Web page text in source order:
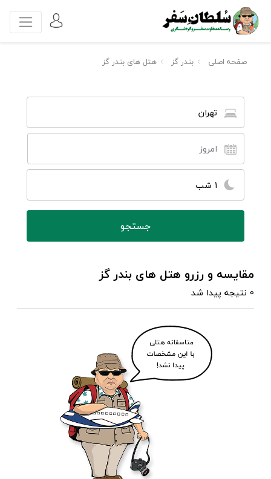
صفحه اصلی بندر گز هتل های بندر گز
تهران
1 شب
مقایسه و رزرو هتل های بندر گز
0 نتیجه پیدا شد